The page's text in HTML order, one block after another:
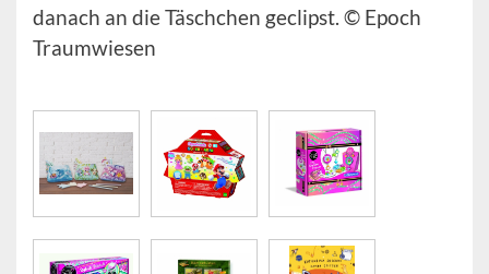
danach an die Täschchen geclipst. © Epoch
Traumwiesen